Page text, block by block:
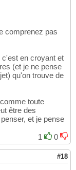
comprenez pas
en croyant et
(et je ne pense
qu'on trouve de
toute
être des
et je pense
1
0
#18